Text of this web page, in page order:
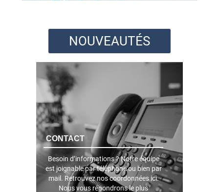
NOUVEAUTÉS
CONTACT
Besoin d’informations ? Notre équipe
est joignable par téléphone ou bien par
mail. Retrouvez nos coordonnées ici.
Nous vous répondrons le plus